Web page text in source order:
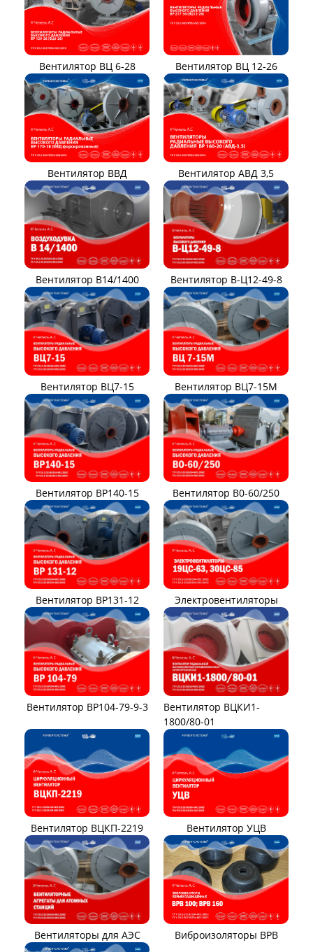
Вентилятор ВЦ 6-28 Вентилятор ВЦ 12-26
Вентилятор ВВД Вентилятор АВД 3,5
Вентилятор В14/1400 Вентилятор В-Ц12-49-8
Вентилятор ВЦ7-15 Вентилятор ВЦ7-15М
Вентилятор ВР140-15 Вентилятор В0-60/250
Вентилятор ВР131-12 Электровентиляторы
Вентилятор ВР104-79-9-3
Вентилятор ВЦКИ1-
1800/80-01
Вентилятор ВЦКП-2219 Вентилятор УЦВ
Вентиляторы для АЭС Виброизоляторы ВРВ